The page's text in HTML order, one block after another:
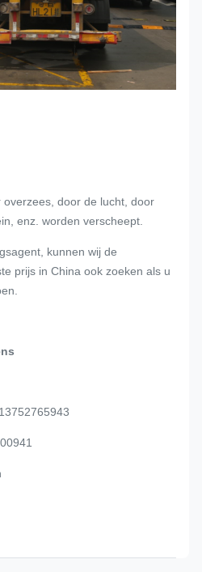
door de lucht, door
enz. worden verscheept.
kunnen wij de
prijs in China ook zoeken als u